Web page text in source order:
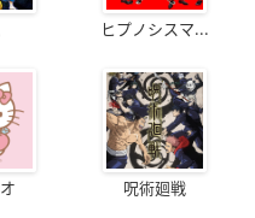
ヒプノシスマ...
呪術廻戦